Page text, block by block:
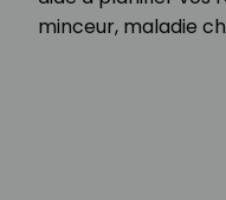
minceur, maladie